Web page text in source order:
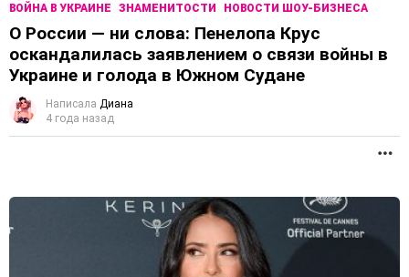
ВОЙНА В УКРАИНЕ
ЗНАМЕНИТОСТИ НОВОСТИ ШОУ-БИЗНЕСА
О России — ни слова: Пенелопа Крус
оскандалилась заявлением о связи войны в
Украине и голода в Южном Судане
Написала Диана
4 года назад